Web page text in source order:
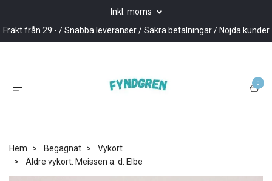
Inkl. moms
Frakt från 29:- / Snabba leveranser / Säkra betalningar / Nöjda kunder
0
Hem Begagnat
Vykort
Äldre vykort. Meissen a. d. Elbe